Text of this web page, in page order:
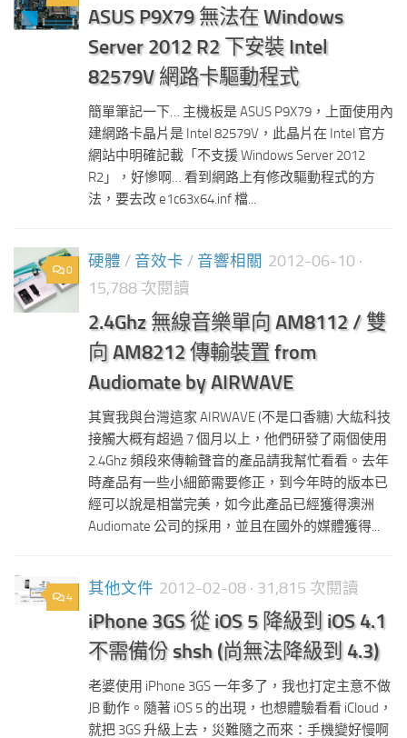
ASUS P9X79 無法在 Windows
Server 2012 R2 下安裝 Intel
82579V 網路卡驅動程式
簡單筆記一下… 主機板是 ASUS P9X79，上面使用內
建網路卡晶片是 Intel 82579V，此晶片在 Intel 官方
網站中明確記載「不支援 Windows Server 2012
R2」，好慘啊… 看到網路上有修改驅動程式的方
法，要去改 e1c63x64.inf 檔...
0 硬體 / 音效卡 / 音響相關 2012-06-10 ·
15,788 次閱讀
2.4Ghz 無線音樂單向 AM8112 / 雙
向 AM8212 傳輸裝置 from
Audiomate by AIRWAVE
其實我與台灣這家 AIRWAVE (不是口香糖) 大紘科技
接觸大概有超過 7 個月以上，他們研發了兩個使用
2.4Ghz 頻段來傳輸聲音的產品請我幫忙看看。去年
時產品有一些小細節需要修正，到今年時的版本已
經可以說是相當完美，如今此產品已經獲得澳洲
Audiomate 公司的採用，並且在國外的媒體獲得...
4 其他文件 2012-02-08 · 31,815 次閱讀
iPhone 3GS 從 iOS 5 降級到 iOS 4.1
不需備份 shsh (尚無法降級到 4.3)
老婆使用 iPhone 3GS 一年多了，我也打定主意不做
JB 動作。隨著 iOS 5 的出現，也想體驗看看 iCloud，
就把 3GS 升級上去，災難隨之而來：手機變好慢啊